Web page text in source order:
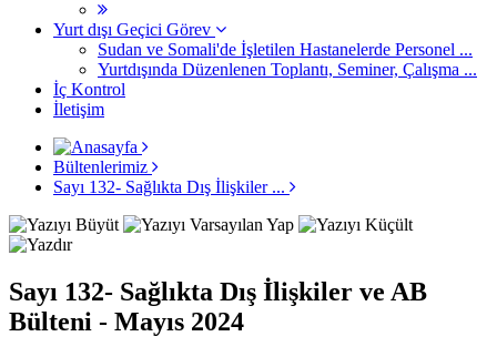
Yurt dışı Geçici Görev
Sudan ve Somali'de İşletilen Hastanelerde Personel ...
Yurtdışında Düzenlenen Toplantı, Seminer, Çalışma ...
İç Kontrol
İletişim
Bültenlerimiz
Sayı 132- Sağlıkta Dış İlişkiler ...
Sayı 132- Sağlıkta Dış İlişkiler ve AB
Bülteni - Mayıs 2024